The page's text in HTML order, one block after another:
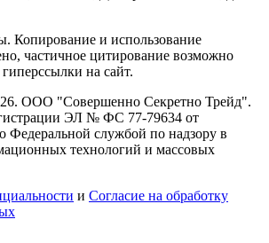
Копирование и использование
частичное цитирование возможно
на сайт.
ООО "Совершенно Секретно Трейд".
ЭЛ № ФС 77-79634 от
Федеральной службой по надзору в
технологий и массовых
и Согласие на обработку